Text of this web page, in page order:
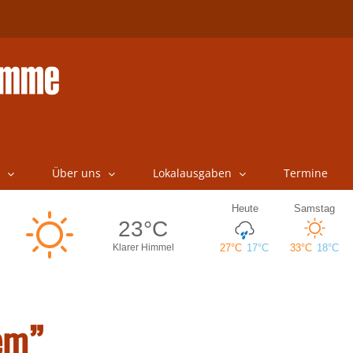
Über uns Lokalausgaben Termine